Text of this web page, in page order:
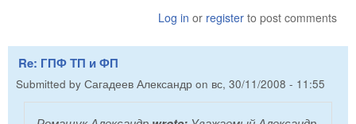
Log in or register to post comments
Re: ГПФ ТП и ФП
Submitted by Сагадеев Александр on вс, 30/11/2008 - 11:55